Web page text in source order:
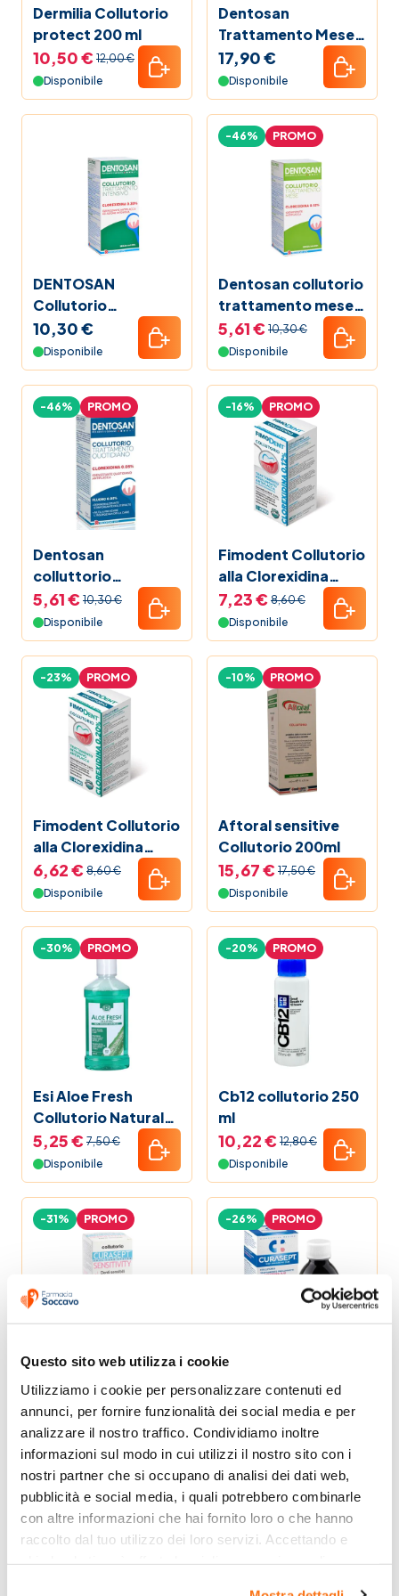
Questo sito web utilizza i cookie
Utilizziamo i cookie per personalizzare contenuti ed
annunci, per fornire funzionalità dei social media e per
analizzare il nostro traffico. Condividiamo inoltre
informazioni sul modo in cui utilizzi il nostro sito con i
nostri partner che si occupano di analisi dei dati web,
pubblicità e social media, i quali potrebbero combinarle
con altre informazioni che hai fornito loro o che hanno
raccolto dal tuo utilizzo dei loro servizi. Accettando e
Dermilia Collutorio
protect 200 ml
10,50 € 12,00 €
Disponibile
Dentosan
Trattamento Mese
500 ml
17,90 €
Disponibile
DENTOSAN
Collutorio
Trattamento
Intensivo 200 ml
10,30 €
Disponibile
Dentosan collutorio
trattamento mese
200ml
-46% PROMO
5,61 € 10,30 €
Disponibile
Dentosan
colluttorio
trattamento
quotidiano
-46% PROMO
5,61 € 10,30 €
Disponibile
Fimodent Collutorio
alla Clorexidina
0.12% 200 ml
-16% PROMO
7,23 € 8,60 €
Disponibile
Fimodent Collutorio
alla Clorexidina
0.20% 200 ml
-23% PROMO
6,62 € 8,60 €
Disponibile
Aftoral sensitive
Collutorio 200ml
-10% PROMO
15,67 € 17,50 €
Disponibile
Esi Aloe Fresh
Collutorio Naturale
Antibatterico
all'Aloe Vera 500 ml
-30% PROMO
5,25 € 7,50 €
Disponibile
Cb12 collutorio 250
ml
-20% PROMO
10,22 € 12,80 €
Disponibile
Curasept
Sensitivity
Collutorio Denti
Sensibili 200 ml
-31% PROMO
4,79 € 6,90 €
Disponibile
Curasept ADS DNA
Clorexidina 0.12
Collutorio 200 ml
-26% PROMO
7,13 € 9,60 €
Disponibile
-19% PROMO -23%